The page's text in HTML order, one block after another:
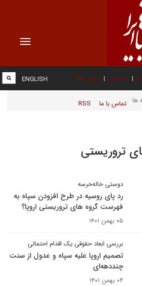
Toggle
عضویت پیوند ها
تماس با ما RSS
ENGLISH
ها
تروریستی
دوستی خاله‌خرسه
رد پای روسیه در طرح افزودن سپاه به
فهرست گروه های تروریستی اروپا؟
۰۵ بهمن ۱۴۰۱
بررسی ابعاد حقوقی یک اقدام احتمالی
تصمیم اروپا علیه سپاه و عدول از سنت
چنددهه‌ای
۰۴ بهمن ۱۴۰۱